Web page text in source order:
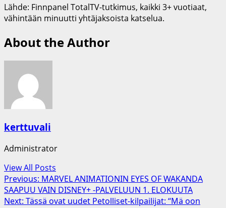
Lähde: Finnpanel TotalTV-tutkimus, kaikki 3+ vuotiaat,
vähintään minuutti yhtäjaksoista katselua.
About the Author
kerttuvali
Administrator
View All Posts
Post
navigation
Previous: MARVEL ANIMATIONIN EYES OF WAKANDA
SAAPUU VAIN DISNEY+ -PALVELUUN 1. ELOKUUTA
Next: Tässä ovat uudet Petolliset-kilpailijat: “Mä oon